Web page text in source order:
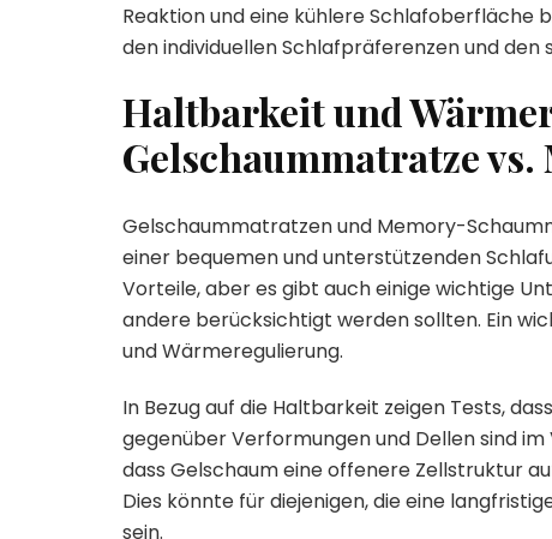
Reaktion und eine kühlere Schlafoberfläche
den individuellen Schlafpräferenzen und den
Haltbarkeit und
Gelschaummatratze
Gelschaummatratzen und Memory-
einer bequemen und unterstützenden
Vorteile, aber es gibt auch einige wichtige
andere berücksichtigt werden sollten. Ein
und Wärmeregulierung.
In Bezug auf die Haltbarkeit zeigen Tests,
gegenüber Verformungen und Dellen sind
dass Gelschaum eine offenere Zellstruktur
Dies könnte für diejenigen, die eine
sein.